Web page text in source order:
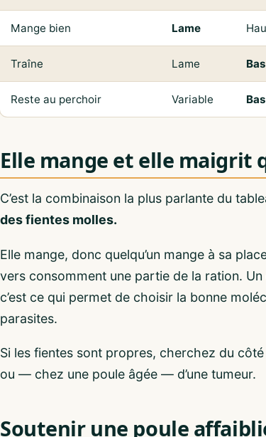
Mange bien Lame
Traîne Lame
Reste au perchoir Variable
Elle mange et elle maigrit
C’est la combinaison la plus parlante du
des fientes molles.
Elle mange, donc quelqu’un mange à sa
vers consomment une partie de la ration.
c’est ce qui permet de choisir la bonne
parasites.
Si les fientes sont propres, cherchez du
ou — chez une poule âgée — d’une tumeur.
Soutenir une poule